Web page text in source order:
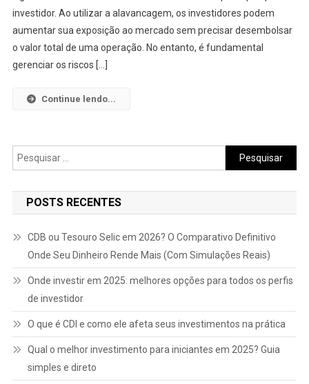
Como
investidor. Ao utilizar a alavancagem, os investidores podem
aumentar sua exposição ao mercado sem precisar desembolsar
o valor total de uma operação. No entanto, é fundamental
gerenciar os riscos […]
Continue lendo...
Pesquisar
por:
POSTS RECENTES
CDB ou Tesouro Selic em 2026? O Comparativo Definitivo
Onde Seu Dinheiro Rende Mais (Com Simulações Reais)
Onde investir em 2025: melhores opções para todos os perfis
de investidor
O que é CDI e como ele afeta seus investimentos na prática
Qual o melhor investimento para iniciantes em 2025? Guia
simples e direto